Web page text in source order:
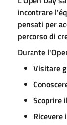
incontrare
pensati per
percorso di
Durante
Visitare
Scoprire
Ricevere